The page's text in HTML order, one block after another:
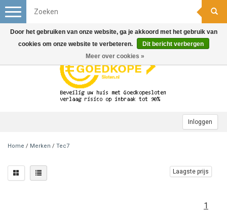
Inloggen
Toggle
navigation
Home / Merken / Tec7
Laagste prijs
1
Door het gebruiken van onze website, ga je akkoord met het gebruik van
cookies om onze website te verbeteren.
Dit bericht verbergen
Meer over cookies »